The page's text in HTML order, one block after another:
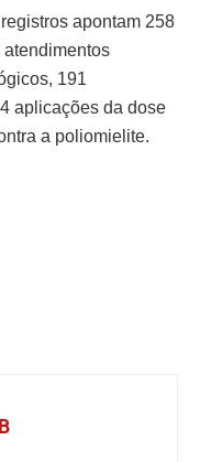
apontam 258
191
aplicações da dose
a poliomielite.